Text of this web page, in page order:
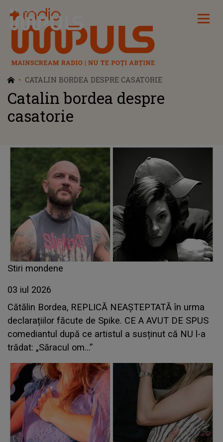
Radio Impuls
CATALIN BORDEA DESPRE CASATORIE
Catalin bordea despre
casatorie
Stiri mondene
03 iul 2026
Cătălin Bordea, REPLICĂ NEAȘTEPTATĂ în urma
declarațiilor făcute de Spike. CE A AVUT DE SPUS
comediantul după ce artistul a susținut că NU l-a
trădat: „Săracul om...”